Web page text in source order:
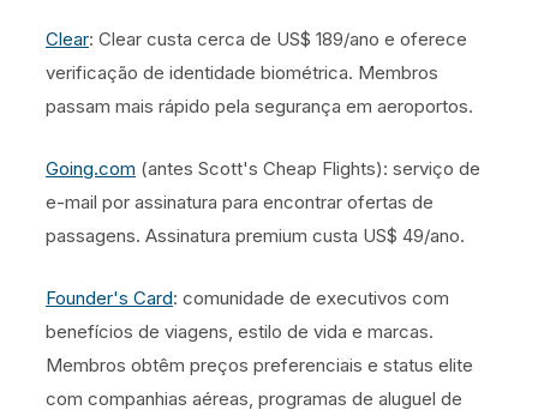
Clear: Clear custa cerca de US$ 189/ano e oferece
verificação de identidade biométrica. Membros
passam mais rápido pela segurança em aeroportos.
Going.com (antes Scott's Cheap Flights): serviço de
e-mail por assinatura para encontrar ofertas de
passagens. Assinatura premium custa US$ 49/ano.
Founder's Card: comunidade de executivos com
benefícios de viagens, estilo de vida e marcas.
Membros obtêm preços preferenciais e status elite
com companhias aéreas, programas de aluguel de